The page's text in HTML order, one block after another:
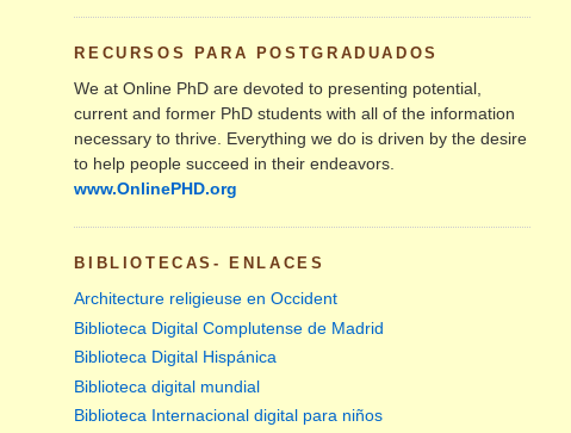
RECURSOS PARA POSTGRADUADOS
We at Online PhD are devoted to presenting potential,
current and former PhD students with all of the information
necessary to thrive. Everything we do is driven by the desire
to help people succeed in their endeavors.
www.OnlinePHD.org
BIBLIOTECAS- ENLACES
Architecture religieuse en Occident
Biblioteca Digital Complutense de Madrid
Biblioteca Digital Hispánica
Biblioteca digital mundial
Biblioteca Internacional digital para niños